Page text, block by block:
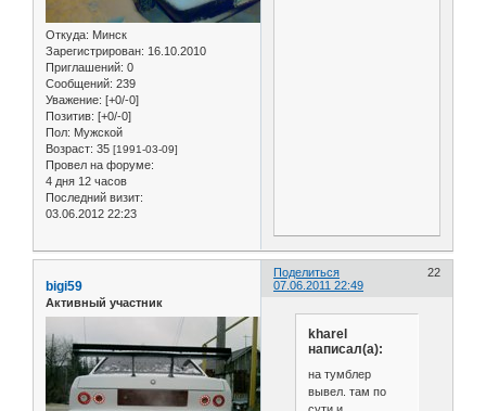
Откуда: Минск
Зарегистрирован: 16.10.2010
Приглашений: 0
Сообщений: 239
Уважение: [+0/-0]
Позитив: [+0/-0]
Пол: Мужской
Возраст: 35 [1991-03-09]
Провел на форуме:
4 дня 12 часов
Последний визит:
03.06.2012 22:23
Поделиться
22
07.06.2011 22:49
bigi59
Активный участник
kharel
написал(а):
на тумблер
вывел. там по